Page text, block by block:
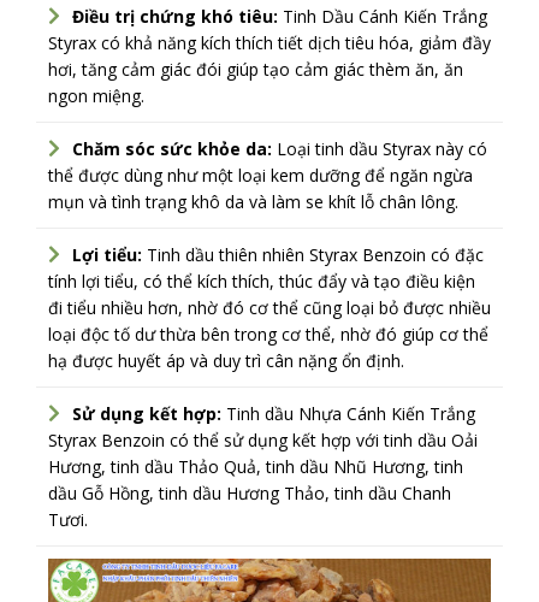
Điều trị chứng khó tiêu: Tinh Dầu Cánh Kiến Trắng
Styrax có khả năng kích thích tiết dịch tiêu hóa, giảm đầy
hơi, tăng cảm giác đói giúp tạo cảm giác thèm ăn, ăn
ngon miệng.
Chăm sóc sức khỏe da: Loại tinh dầu Styrax này có
thể được dùng như một loại kem dưỡng để ngăn ngừa
mụn và tình trạng khô da và làm se khít lỗ chân lông.
Lợi tiểu: Tinh dầu thiên nhiên Styrax Benzoin có đặc
tính lợi tiểu, có thể kích thích, thúc đẩy và tạo điều kiện
đi tiểu nhiều hơn, nhờ đó cơ thể cũng loại bỏ được nhiều
loại độc tố dư thừa bên trong cơ thể, nhờ đó giúp cơ thể
hạ được huyết áp và duy trì cân nặng ổn định.
Sử dụng kết hợp: Tinh dầu Nhựa Cánh Kiến Trắng
Styrax Benzoin có thể sử dụng kết hợp với tinh dầu Oải
Hương, tinh dầu Thảo Quả, tinh dầu Nhũ Hương, tinh
dầu Gỗ Hồng, tinh dầu Hương Thảo, tinh dầu Chanh
Tươi.